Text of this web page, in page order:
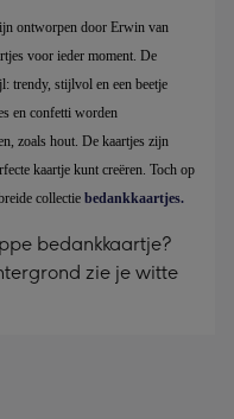
ontworpen door Erwin van
voor ieder moment. De
trendy, stijlvol en een beetje
en confetti worden
zoals hout. De kaartjes zijn
kaartje kunt creëren. Toch op
collectie bedankkaartjes.
bedankkaartje?
zie je witte